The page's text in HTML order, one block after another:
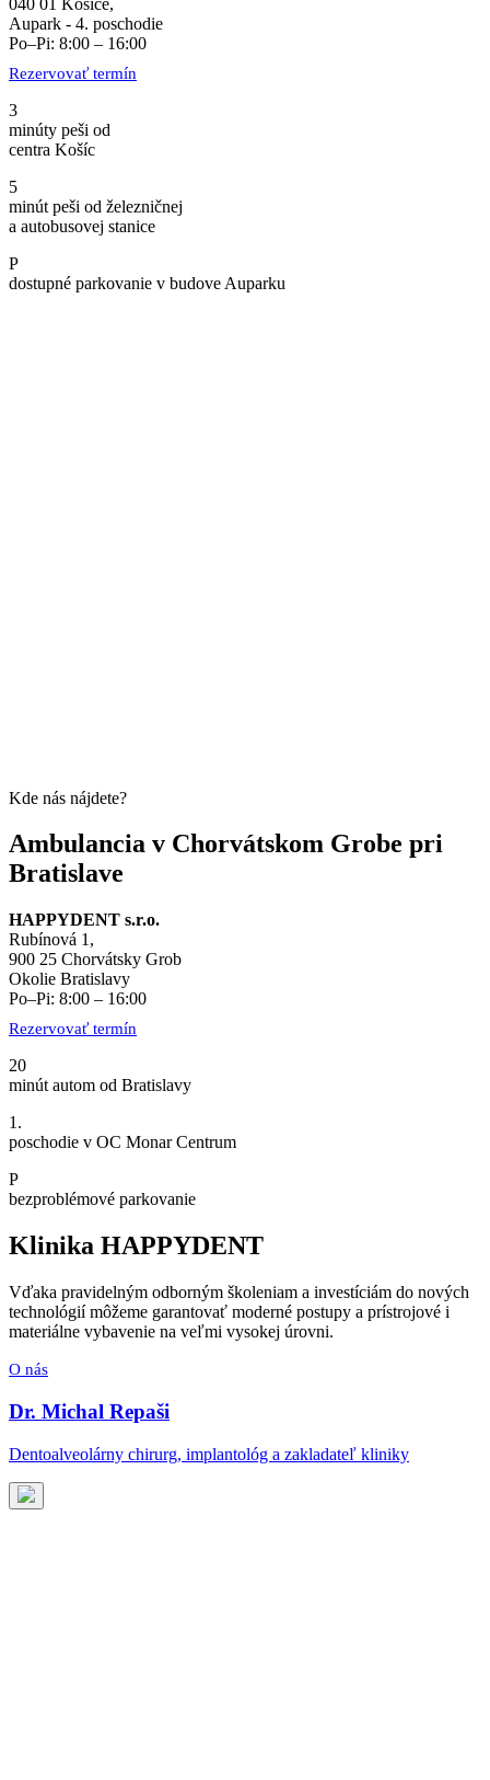
Aupark - 4. poschodie
Po–Pi: 8:00 – 16:00
Rezervovať termín
3
minúty peši od
centra Košíc
5
minút peši od železničnej
a autobusovej stanice
P
dostupné parkovanie v budove Auparku
Kde nás nájdete?
Ambulancia v Chorvátskom Grobe pri
Bratislave
HAPPYDENT s.r.o.
Rubínová 1,
900 25 Chorvátsky Grob
Okolie Bratislavy
Po–Pi: 8:00 – 16:00
Rezervovať termín
20
minút autom od Bratislavy
1.
poschodie v OC Monar Centrum
P
bezproblémové parkovanie
Klinika HAPPYDENT
Vďaka pravidelným odborným školeniam a investíciám do nových
technológií môžeme garantovať moderné postupy a prístrojové i
materiálne vybavenie na veľmi vysokej úrovni.
O nás
Dr. Michal Repaši
Dentoalveolárny chirurg, implantológ a zakladateľ kliniky